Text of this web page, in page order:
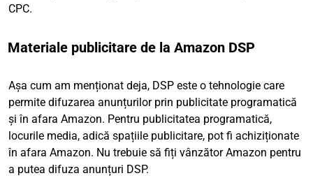
CPC.
Materiale publicitare de la Amazon DSP
Așa cum am menționat deja, DSP este o tehnologie care
permite difuzarea anunțurilor prin publicitate programatică
și în afara Amazon. Pentru publicitatea programatică,
locurile media, adică spațiile publicitare, pot fi achiziționate
în afara Amazon. Nu trebuie să fiți vânzător Amazon pentru
a putea difuza anunțuri DSP.